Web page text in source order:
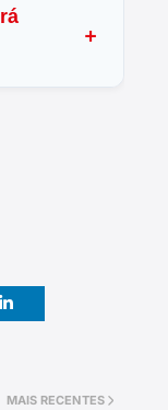
MAIS RECENTES